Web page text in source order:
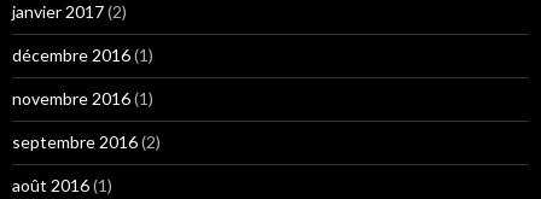
janvier 2017(2)
décembre 2016(1)
novembre 2016(1)
septembre 2016(2)
août 2016(1)